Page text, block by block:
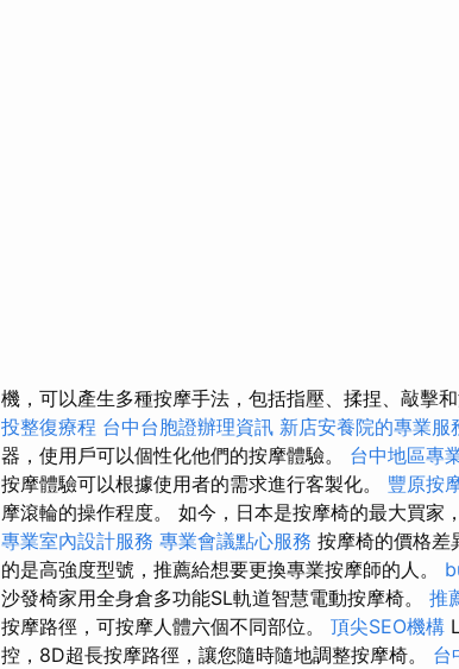
機，可以產生多種按摩手法，包括指壓、揉捏、敲擊和
投整復療程 台中台胞證辦理資訊 新店安養院的專業服
器，使用戶可以個性化他們的按摩體驗。 台中地區專
按摩體驗可以根據使用者的需求進行客製化。 豐原按
摩滾輪的操作程度。 如今，日本是按摩椅的最大買家
專業室內設計服務 專業會議點心服務 按摩椅的價格差
的是高強度型號，推薦給想要更換專業按摩師的人。
沙發椅家用全身倉多功能SL軌道智慧電動按摩椅。 推
按摩路徑，可按摩人體六個不同部位。 頂尖SEO機構
控，8D超長按摩路徑，讓您隨時隨地調整按摩椅。 台